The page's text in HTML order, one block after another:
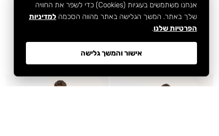
EL Tshirt – BEIGE
₪269.90
EL Tshirt – PINK
₪269.90
אנחנו משתמשים בעוגיות (Cookies) כדי לשפר את החוויה
שלך באתר. המשך הגלישה באתר מהווה הסכמה למדיניות
הפרטיות שלנו.
אישור והמשך גלישה